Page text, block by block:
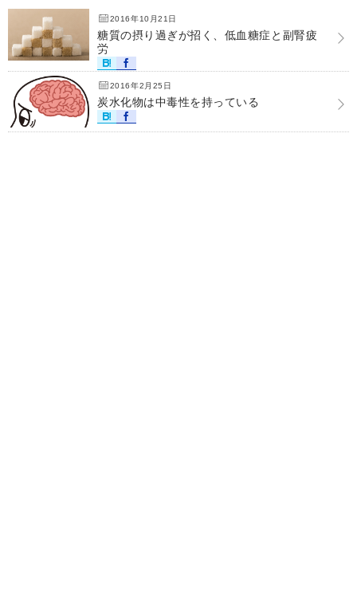
2016年10月21日
糖質の摂り過ぎが招く、低血糖症と副腎疲
労
2016年2月25日
炭水化物は中毒性を持っている